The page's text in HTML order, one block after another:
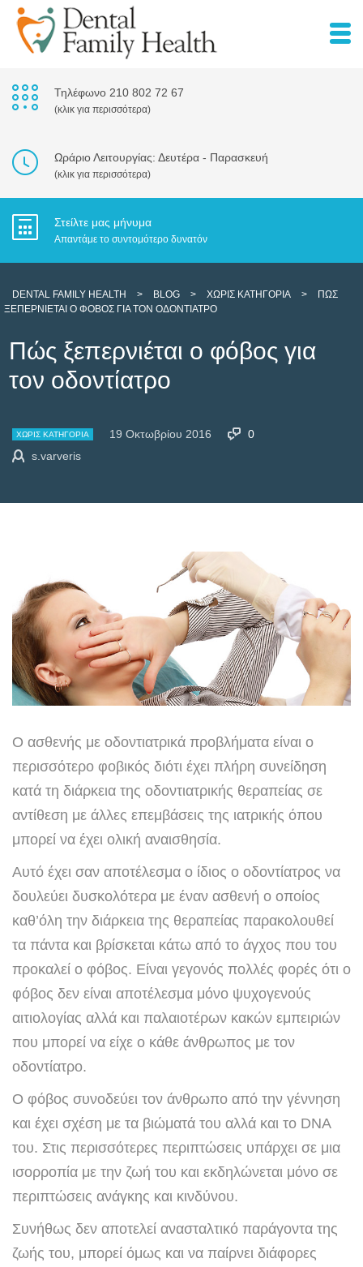
Τηλέφωνο 210 802 72 67
(κλικ για περισσότερα)
Ωράριο Λειτουργίας: Δευτέρα - Παρασκευή
(κλικ για περισσότερα)
Στείλτε μας μήνυμα
Απαντάμε το συντομότερο δυνατόν
DENTAL FAMILY HEALTH > BLOG > ΧΩΡΊΣ ΚΑΤΗΓΟΡΊΑ >
ΠΏΣ
ΞΕΠΕΡΝΙΈΤΑΙ Ο ΦΌΒΟΣ ΓΙΑ ΤΟΝ ΟΔΟΝΤΊΑΤΡΟ
Πώς ξεπερνιέται ο φόβος για
τον οδοντίατρο
ΧΩΡΊΣ ΚΑΤΗΓΟΡΊΑ 19 Οκτωβρίου 2016
0
s.varveris
O ασθενής με οδοντιατρικά προβλήματα είναι o
περισσότερο φοβικός διότι έχει πλήρη συνείδηση
κατά τη διάρκεια της οδοντιατρικής θεραπείας σε
αντίθεση με άλλες επεμβάσεις της ιατρικής όπου
μπορεί να έχει ολική αναισθησία.
Αυτό έχει σαν αποτέλεσμα ο ίδιος ο οδοντίατρος να
δουλεύει δυσκολότερα με έναν ασθενή ο οποίος
καθ’όλη την διάρκεια της θεραπείας παρακολουθεί
τα πάντα και βρίσκεται κάτω από το άγχος που του
προκαλεί ο φόβος. Είναι γεγονός πολλές φορές ότι ο
φόβος δεν είναι αποτέλεσμα μόνο ψυχογενούς
αιτιολογίας αλλά και παλαιοτέρων κακών εμπειριών
που μπορεί να είχε ο κάθε άνθρωπος με τον
οδοντίατρο.
Ο φόβος συνοδεύει τον άνθρωπο από την γέννηση
και έχει σχέση με τα βιώματά του αλλά και το DNA
του. Στις περισσότερες περιπτώσεις υπάρχει σε μια
ισορροπία με την ζωή του και εκδηλώνεται μόνο σε
περιπτώσεις ανάγκης και κινδύνου.
Συνήθως δεν αποτελεί ανασταλτικό παράγοντα της
ζωής του, μπορεί όμως και να παίρνει διάφορες